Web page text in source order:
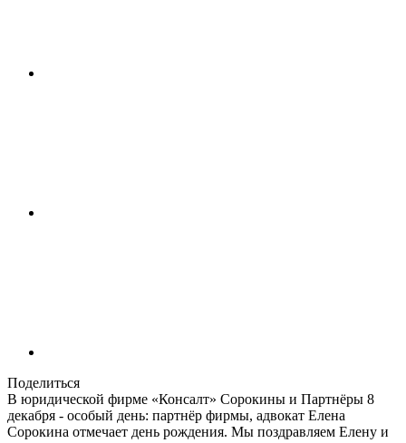
Поделиться
В юридической фирме «Консалт» Сорокины и Партнёры 8
декабря - особый день: партнёр фирмы, адвокат Елена
Сорокина отмечает день рождения. Мы поздравляем Елену и